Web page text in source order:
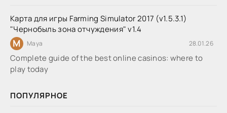
Карта для игры Farming Simulator 2017 (v1.5.3.1)
"Чернобыль зона отчуждения" v1.4
M Maya 28.01.26
Complete guide of the best online casinos: where to
play today
ПОПУЛЯРНОЕ